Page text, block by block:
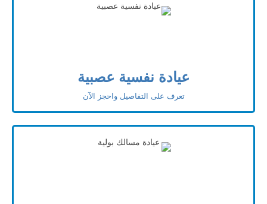
عيادة نفسية عصبية
تعرف على التفاصيل واحجز الآن